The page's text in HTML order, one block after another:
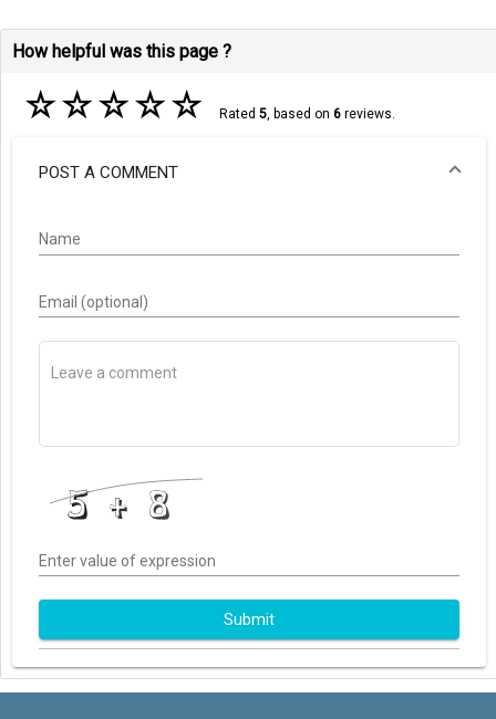
How helpful was this page ?
☆☆☆☆☆ Rated 5, based on 6reviews.
POST A COMMENT
Name
Email (optional)
Enter value of expression
Submit